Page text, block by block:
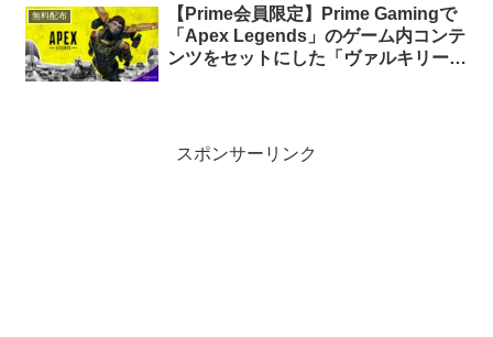
無料配布
【Prime会員限定】Prime Gamingで
「Apex Legends」のゲーム内コンテ
ンツをセットにした「ヴァルキリーデ
スポンサーリンク